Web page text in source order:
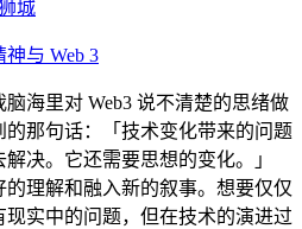
城
与 Web 3
海里对 Web3 说不清楚的思绪做
那句话：「技术变化带来的问题
决。它还需要思想的变化。」
理解和融入新的叙事。想要仅仅
实中的问题，但在技术的演进过